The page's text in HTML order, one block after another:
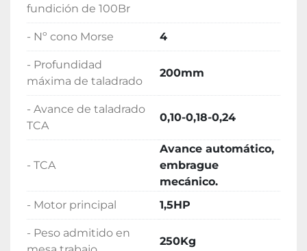
fundición de 100Br
- Nº cono Morse 4
- Profundidad
máxima de taladrado
200mm
- Avance de taladrado
TCA
0,10-0,18-0,24
- TCA
Avance automático,
embrague
mecánico.
- Motor principal
1,5HP
- Peso admitido en
250Kg